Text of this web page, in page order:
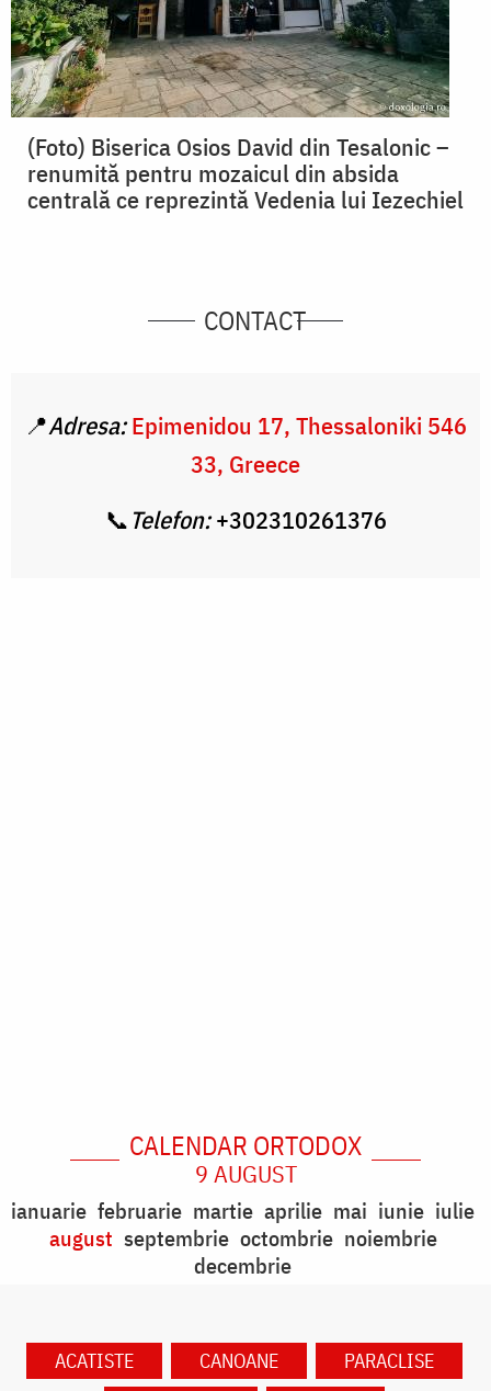
(Foto) Biserica Osios David din Tesalonic –
renumită pentru mozaicul din absida
centrală ce reprezintă Vedenia lui Iezechiel
CONTACT
📍Adresa: Epimenidou 17, Thessaloniki 546
33, Greece
📞 Telefon:+302310261376
CALENDAR ORTODOX
9 AUGUST
ianuarie februarie martie aprilie mai iunie iulie
august septembrie octombrie noiembrie
decembrie
ACATISTE CANOANE
PARACLISE